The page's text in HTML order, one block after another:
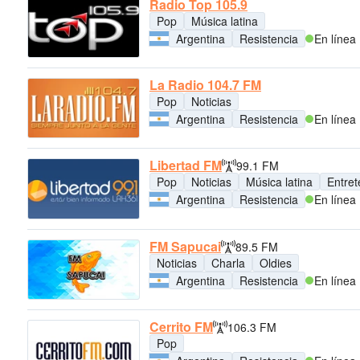
Radio Top 105.9
Pop
Música latina
Argentina
Resistencia En línea
La Radio 104.7 FM
Pop
Noticias
Argentina
Resistencia En línea
Libertad FM
99.1 FM
Pop
Noticias Música latina
Argentina
Resistencia En línea
FM Sapucai
89.5 FM
Noticias
Charla
Oldies
Argentina
Resistencia En línea
Cerrito FM
106.3 FM
Pop